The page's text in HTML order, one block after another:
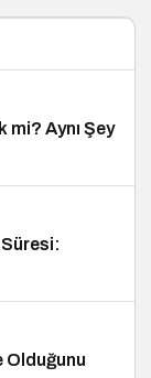
mi? Aynı Şey
Olduğunu